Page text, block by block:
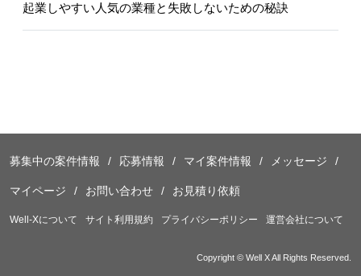
起業しやすい人気の業種と失敗しないための秘訣
募集中の案件情報 応募情報 マイ案件情報 メッセージ
マイページ お問い合わせ お見積り依頼
Well-Xについて サイト利用規約 プライバシーポリシー 運営会社について
Copyright © Well X All Rights Reserved.